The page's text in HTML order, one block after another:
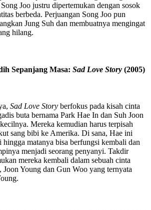
Joo justru dipertemukan dengan sosok
berbeda. Perjuangan Song Joo pun
Jung Suh dan membuatnya mengingat
hilang.
Sepanjang Masa: Sad Love Story (2005)
Sad Love Story berfokus pada kisah cinta
buta bernama Park Hae In dan Suh Joon
Mereka kemudian harus terpisah
sang bibi ke Amerika. Di sana, Hae ini
hingga matanya bisa berfungsi kembali dan
menjadi seorang penyanyi. Takdir
mereka kembali dalam sebuah cinta
Joon Young dan Gun Woo yang ternyata